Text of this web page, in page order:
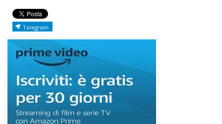
Telegram